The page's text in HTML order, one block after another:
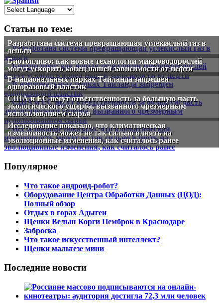
Статьи по теме:
Разработана система превращающая углекислый газ в
деньги
Биотопливо: как новые технологии микроводорослей
могут ускорить конец нашей зависимости от нефти
В национальных парках Таиланда запрещен
одноразовый пластик
США и ЕС несут ответственность за большую часть
экологического ущерба, вызванного чрезмерным
использованием сырья
Исследование показало, что климатическая
изменчивость может не так сильно влиять на
эволюционные изменения, как считалось ранее
Популярное
Что такое андроид-робот?
Оборудование Центра Обработки Данных (ЦОД):
Полный обзор
Отдых в горах Адыгеи
Щенки Вельш Корги Пемброк в Краснодаре
Заброска
Что такое искусственный интеллект?
Щенки мальтезе мини
Последние новости